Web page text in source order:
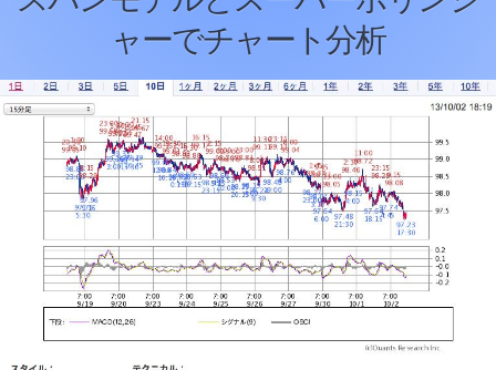
ャーでチャート分析